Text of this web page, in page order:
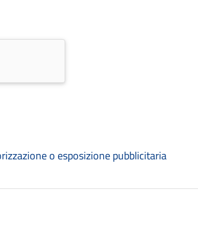
o esposizione pubblicitaria